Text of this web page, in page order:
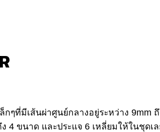
ๆที่มีเส้นผ่าศูนย์กลางอยู่ระหว่าง
ขนาด และประแจ 6 เหลี่ยมให้ในชุดเ